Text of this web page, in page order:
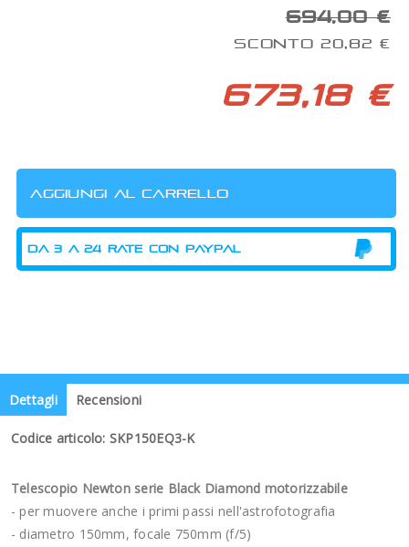
694,00 €
SCONTO 20,82 €
673,18 €
Dettagli Recensioni
Codice articolo: SKP150EQ3-K
Telescopio Newton serie Black Diamond motorizzabile
- per muovere anche i primi passi nell'astrofotografia
- diametro 150mm, focale 750mm (f/5)